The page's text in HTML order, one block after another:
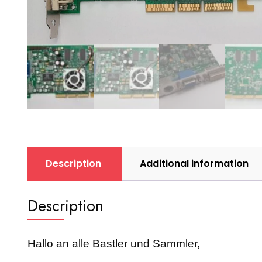
Description Additional information
Description
Hallo an alle Bastler und Sammler,